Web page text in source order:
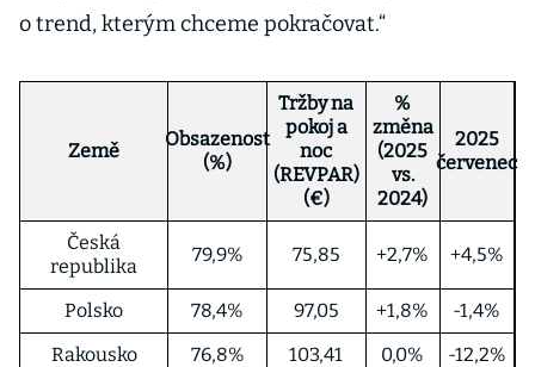
o trend, kterým chceme pokračovat.“
Země
Obsazenost
(%)
Tržby na
pokoj a
noc
(REVPAR)
(€)
%
změna
(2025
vs.
2024)
2025
červenec
Česká
republika
79,9% 75,85 +2,7% +4,5%
Polsko 78,4% 97,05 +1,8%
-1,4%
Rakousko
76,8% 103,41 0,0%
-12,2%